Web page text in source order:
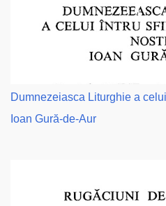
Dumnezeiasca Liturghie a
Ioan Gură-de-Aur